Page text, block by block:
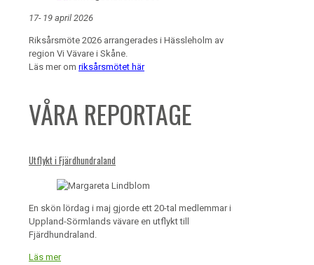
17- 19 april 2026
Riksårsmöte 2026 arrangerades i Hässleholm av
region Vi Vävare i Skåne.
Läs mer om riksårsmötet här
VÅRA REPORTAGE
Utflykt i Fjärdhundraland
En skön lördag i maj gjorde ett 20-tal medlemmar i
Uppland-Sörmlands vävare en utflykt till
Fjärdhundraland.
Läs mer